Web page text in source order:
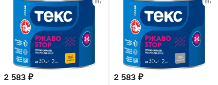
2 583 ₽ 2 583 ₽